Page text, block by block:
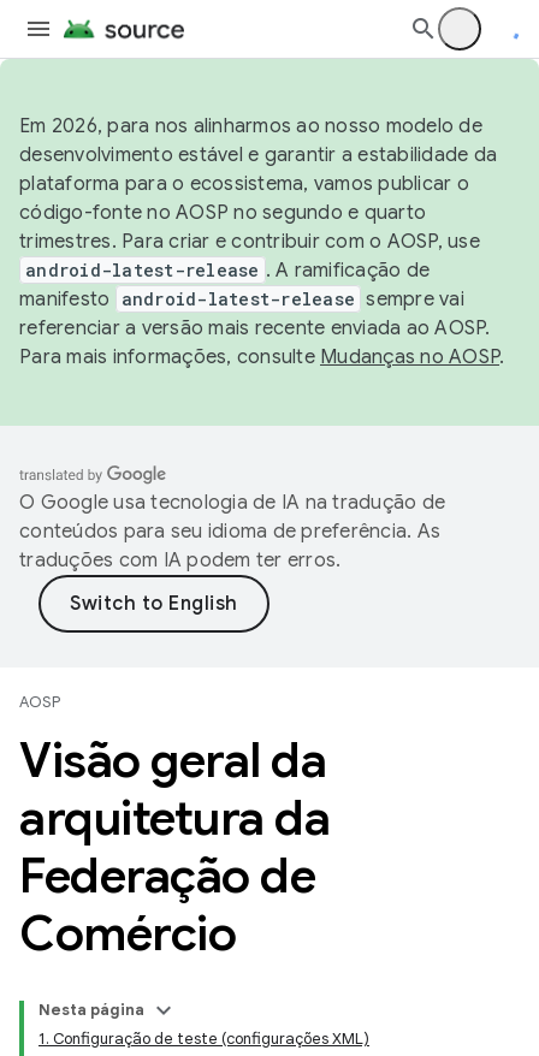
Em 2026, para nos alinharmos ao nosso modelo de
desenvolvimento estável e garantir a estabilidade da
plataforma para o ecossistema, vamos publicar o
código-fonte no AOSP no segundo e quarto
trimestres. Para criar e contribuir com o AOSP, use
android-latest-release . A ramificação de
manifesto
android-latest-release sempre vai
referenciar a versão mais recente enviada ao AOSP.
Para mais informações, consulte Mudanças no AOSP.
O Google usa tecnologia de IA na tradução de
conteúdos para seu idioma de preferência. As
traduções com IA podem ter erros.
AOSP
Visão geral da
arquitetura da
Federação de
Comércio
Nesta página
1. Configuração de teste (configurações XML)